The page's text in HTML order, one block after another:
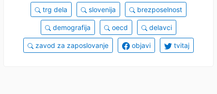
trg dela slovenija brezposelnost
demografija oecd delavci
zavod za zaposlovanje objavi tvitaj